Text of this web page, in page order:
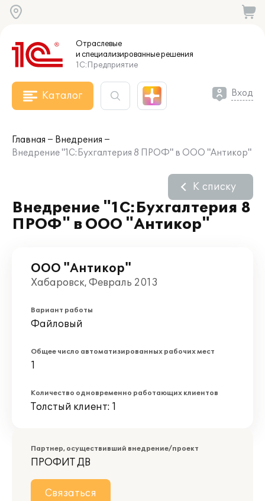
Отраслевые
и специализированныерешения
1С:Предприятие
Каталог Вход
Главная
Внедрения
Внедрение "1С:Бухгалтерия 8 ПРОФ" в ООО "Антикор"
Внедрение "1С:Бухгалтерия 8
ПРОФ" в ООО "Антикор"
К списку
ООО "Антикор"
Хабаровск, Февраль 2013
Вариант работы
Файловый
Общее число автоматизированных рабочих мест
1
Количество одновременно работающих клиентов
Толстый клиент: 1
Партнер, осуществивший внедрение/проект
ПРОФИТ ДВ
Связаться